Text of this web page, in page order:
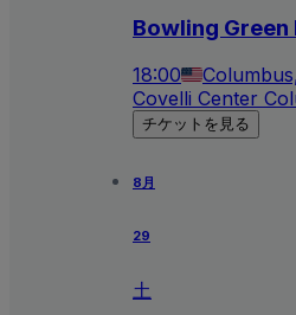
Bowling
18:00
Covelli Center
チケットを見る
8月
29
土